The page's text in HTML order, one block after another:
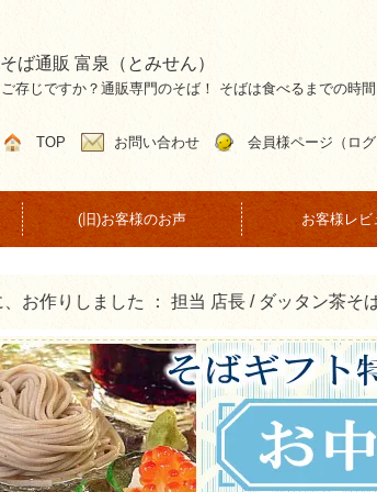
そば通販 富泉（とみせん）
ご存じですか？通販専門のそば！ そばは食べるまでの時
TOP お問い合わせ 会員様ページ（ロ
(旧)お客様のお声 お客様レビ